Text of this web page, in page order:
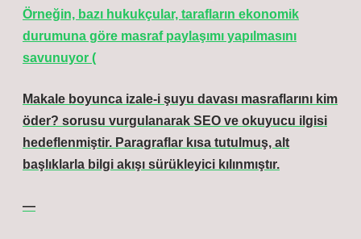
Örneğin, bazı hukukçular, tarafların ekonomik
durumuna göre masraf paylaşımı yapılmasını
savunuyor (
Makale boyunca izale-i şuyu davası masraflarını kim
öder? sorusu vurgulanarak SEO ve okuyucu ilgisi
hedeflenmiştir. Paragraflar kısa tutulmuş, alt
başlıklarla bilgi akışı sürükleyici kılınmıştır.
—